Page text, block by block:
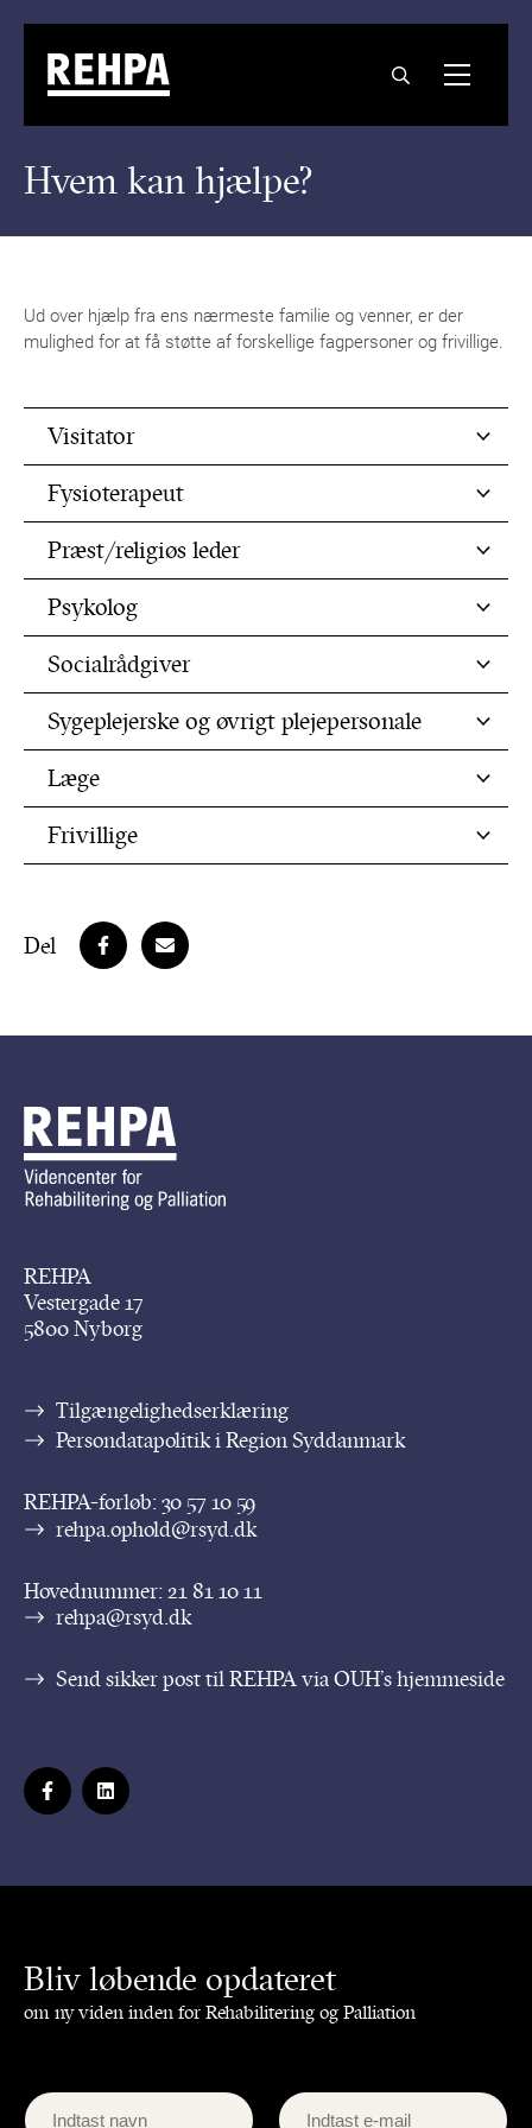
Hvem kan hjælpe?
Ud over hjælp fra ens nærmeste familie og venner, er der
mulighed for at få støtte af forskellige fagpersoner og frivillige.
Visitator
Fysioterapeut
Præst/religiøs leder
Psykolog
Socialrådgiver
Sygeplejerske og øvrigt plejepersonale
Læge
Frivillige
Del
REHPA
Vestergade 17
5800 Nyborg
Tilgængelighedserklæring
Persondatapolitik i Region Syddanmark
REHPA-forløb:30 57 10 59
rehpa.ophold@rsyd.dk
Hovednummer:21 81 10 11
rehpa@rsyd.dk
Send sikker post til REHPA via OUH’s hjemmeside
Bliv løbende opdateret
om ny viden inden for Rehabilitering og Palliation